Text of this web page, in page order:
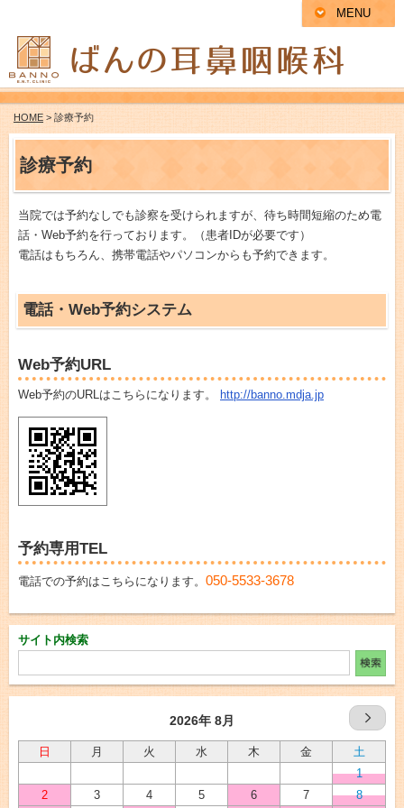
HOME > 診療予約
診療予約
当院では予約なしでも診察を受けられますが、待ち時間短縮のため電
話・Web予約を行っております。（患者IDが必要です）
電話はもちろん、携帯電話やパソコンからも予約できます。
電話・Web予約システム
Web予約URL
Web予約のURLはこちらになります。 http://banno.mdja.jp
予約専用TEL
電話での予約はこちらになります。 050-5533-3678
MENU
サイト内検索
2026年 8月
日 月 火 水 木 金
土
1
2
3 4 5 6 7 8